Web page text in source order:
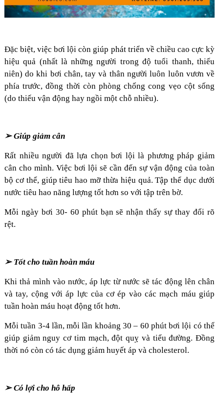
Đặc biệt, việc bơi lội còn giúp phát triển về chiều cao cực kỳ
hiệu quả (nhất là những người trong độ tuổi thanh, thiếu
niên) do khi bơi chân, tay và thân người luôn luôn vươn về
phía trước, đồng thời còn phòng chống cong vẹo cột sống
(do thiếu vận động hay ngồi một chỗ nhiều).
➢ Giúp giảm cân
Rất nhiều người đã lựa chọn bơi lội là phương pháp giảm
cân cho mình. Việc bơi lội sẽ cần đến sự vận động của toàn
bộ cơ thể, giúp tiêu hao mỡ thừa hiệu quả. Tập thể dục dưới
nước tiêu hao năng lượng tốt hơn so với tập trên bờ.
Mỗi ngày bơi 30- 60 phút bạn sẽ nhận thấy sự thay đổi rõ
rệt.
➢ Tốt cho tuần hoàn máu
Khi thả mình vào nước, áp lực từ nước sẽ tác động lên chân
và tay, cộng với áp lực của cơ ép vào các mạch máu giúp
tuần hoàn máu hoạt động tốt hơn.
Mỗi tuần 3-4 lần, mỗi lần khoảng 30 – 60 phút bơi lội có thể
giúp giảm nguy cơ tim mạch, đột quỵ và tiểu đường. Đồng
thời nó còn có tác dụng giảm huyết áp và cholesterol.
➢ Có lợi cho hô hấp